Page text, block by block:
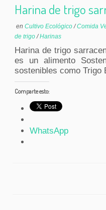
Harina de trigo
en Cultivo Ecológico/Comida
de trigo/Harinas
Harina de trigo
es un alimento
sostenibles como Trigo
Comparte esto:
WhatsApp